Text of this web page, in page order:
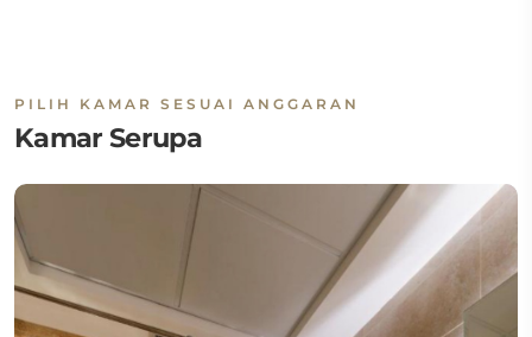
PILIH KAMAR SESUAI ANGGARAN
Kamar Serupa